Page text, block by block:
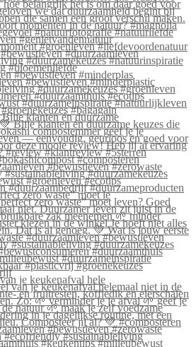
#bewustleven #minderplas
klanten én duurzame
zero waste” moet le
je keukenafval hele